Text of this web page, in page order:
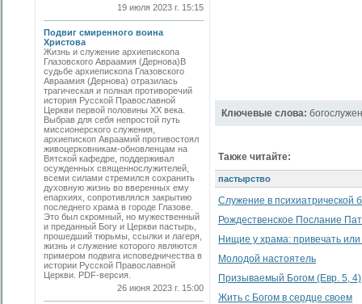
19 июля 2023 г. 15:15
Подвиг смиренного воина
Христова
Жизнь и служение архиепископа
Глазовского Авраамия (Дернова)В
судьбе архиепископа Глазовского
Авраамия (Дернова) отразилась
трагическая и полная противоречий
история Русской Православной
Церкви первой половины ХХ века.
Выбрав для себя непростой путь
миссионерского служения,
архиепископ Авраамий противостоял
живоцерковникам-обновленцам на
Вятской кафедре, поддерживал
осужденных священнослужителей,
всеми силами стремился сохранить
духовную жизнь во вверенных ему
епархиях, сопротивлялся закрытию
последнего храма в городе Глазове.
Это был скромный, но мужественный
и преданный Богу и Церкви пастырь,
прошедший тюрьмы, ссылки и лагеря,
жизнь и служение которого являются
примером подвига исповедничества в
истории Русской Православной
Церкви. PDF-версия.
26 июня 2023 г. 15:00
Ключевые слова:
Также читайте:
пастырство
Служение в психиатрической
Рождественское Послание
Нищие у храма: привечать или
Молодой настоятель
Призываемый Богом (Евр. 5, 4)
Жить с Богом в сердце своем